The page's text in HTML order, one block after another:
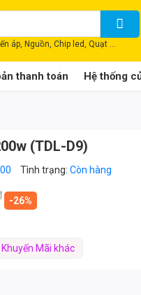
áp, Nguồn, Chip led, Quạt ...
thanh toán Hệ thống
(TDL-D9)
Tình trạng: Còn hàng
-26%
Mãi khác